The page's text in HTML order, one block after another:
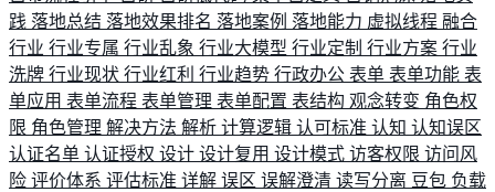
践 落地总结 落地效果排名 落地案例 落地能力 虚拟线程 融合
行业 行业专属 行业乱象 行业大模型 行业定制 行业方案 行业
洗牌 行业现状 行业红利 行业趋势 行政办公 表单 表单功能 表
单应用 表单流程 表单管理 表单配置 表结构 观念转变 角色权
限 角色管理 解决方法 解析 计算逻辑 认可标准 认知 认知误区
认证名单 认证授权 设计 设计复用 设计模式 访客权限 访问风
险 评价体系 评估标准 详解 误区 误解澄清 读写分离 豆包 负载